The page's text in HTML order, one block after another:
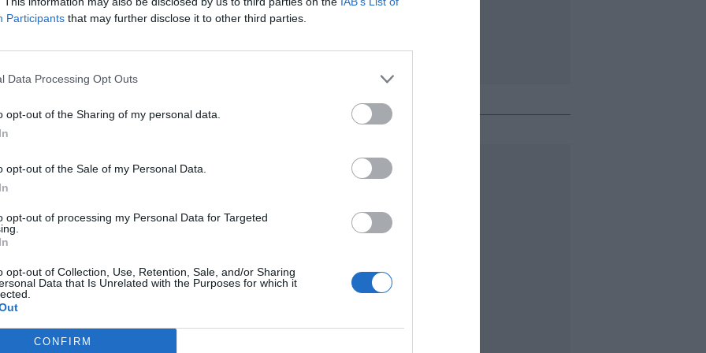
Participants that may further disclose it to other third parties.
Data Processing Opt Outs
opt-out of the Sharing of my personal data.
opt-out of the Sale of my Personal Data.
opt-out of processing my Personal Data for Targeted
opt-out of Collection, Use, Retention, Sale, and/or Sharing
Data that Is Unrelated with the Purposes for which it
CONFIRM
solo de organizaciones humanitarias, también llegan
internacionales, juristas israelíes y organismos de la
una guerra comercial aún peor
para protegerse de futuras presiones de Washington
acepta el pacto comercial con Trump
fingir que negocia de igual a igual
y la Eurocámara sellan el acuerdo arancelario con Estados
medio de crecientes dudas sobre la capacidad europea
la presión económica de Washington
activa una ofensiva económica
para fortalecer políticamente a
20/05/2026
alianza entre Trump y Xi ha creado la doctrina de la